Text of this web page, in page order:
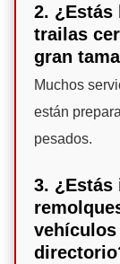
2. ¿Estás
trailas
gran
Muchos
están
pesados.
3. ¿Estás
vehículos